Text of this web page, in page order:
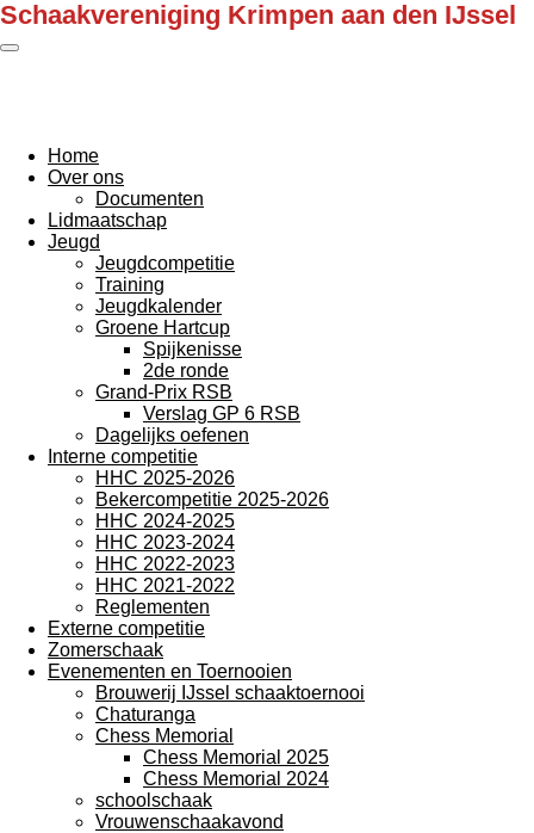
Ga
direct
Schaakvereniging Krimpen aan den IJssel
Home
Over ons
Documenten
Lidmaatschap
Jeugd
Jeugdcompetitie
Training
Jeugdkalender
Groene Hartcup
Spijkenisse
2de ronde
Grand-Prix RSB
Verslag GP 6 RSB
Dagelijks oefenen
Interne competitie
HHC 2025-2026
Bekercompetitie 2025-2026
HHC 2024-2025
HHC 2023-2024
HHC 2022-2023
HHC 2021-2022
Reglementen
Externe competitie
Zomerschaak
Evenementen en Toernooien
Brouwerij IJssel schaaktoernooi
Chaturanga
Chess Memorial
Chess Memorial 2025
Chess Memorial 2024
schoolschaak
Vrouwenschaakavond